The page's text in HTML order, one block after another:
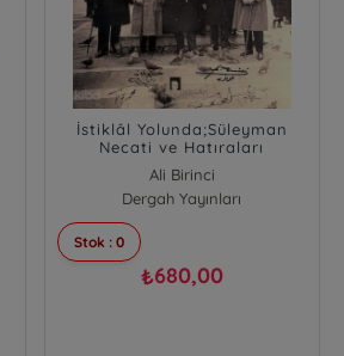
İstiklâl Yolunda;Süleyman
Necati ve Hatıraları
Ali Birinci
Dergah Yayınları
Stok : 0
₺680,00